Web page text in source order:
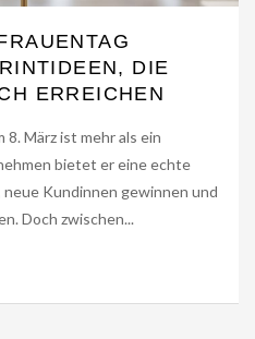
DIE
ERREICHEN
März ist mehr als ein
bietet er eine echte
Kundinnen gewinnen und
Doch zwischen...